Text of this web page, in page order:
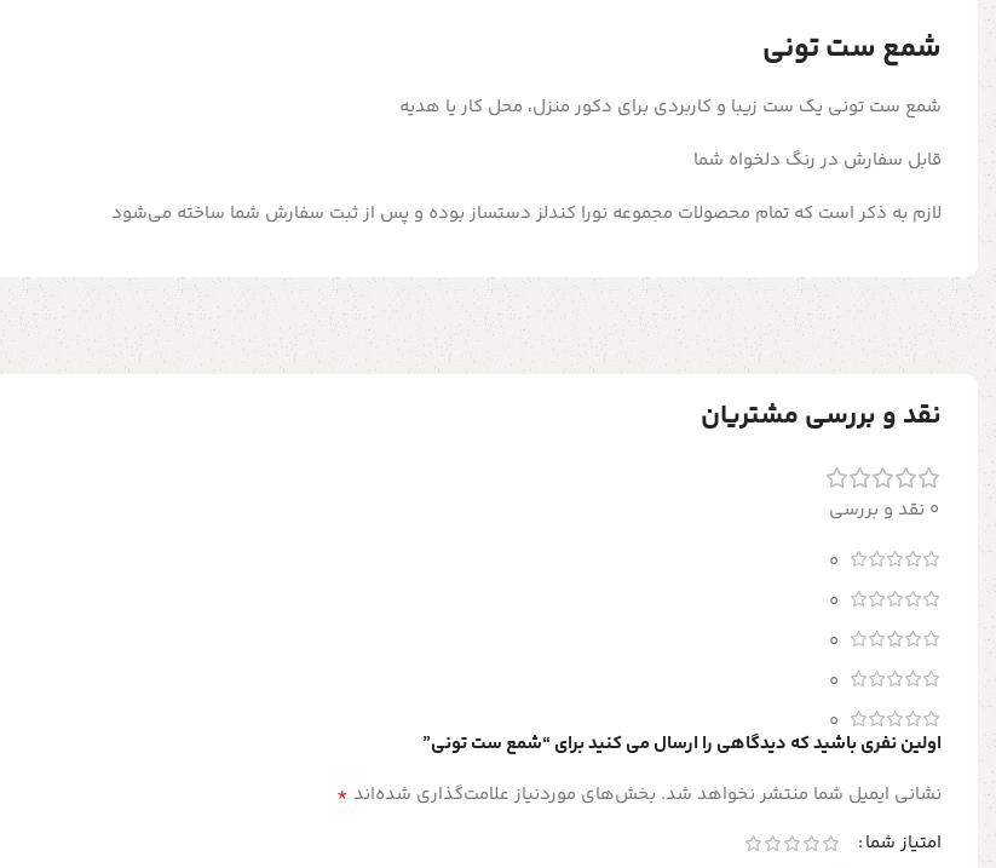
شمع ست تونی
شمع ست تونی یک ست زیبا و کاربردی برای دکور منزل، محل کار یا هدیه
قابل سفارش در رنگ دلخواه شما
لازم به ذکر است که تمام محصولات مجموعه نورا کندلز دستساز بوده و پس از ثبت سفارش شما ساخته می‌شود
نقد و بررسی مشتریان
0 نقد و بررسی
0
0
0
0
0
اولین نفری باشید که دیدگاهی را ارسال می کنید برای “شمع ست تونی”
نشانی ایمیل شما منتشر نخواهد شد. بخش‌های موردنیاز علامت‌گذاری شده‌اند *
امتیاز شما